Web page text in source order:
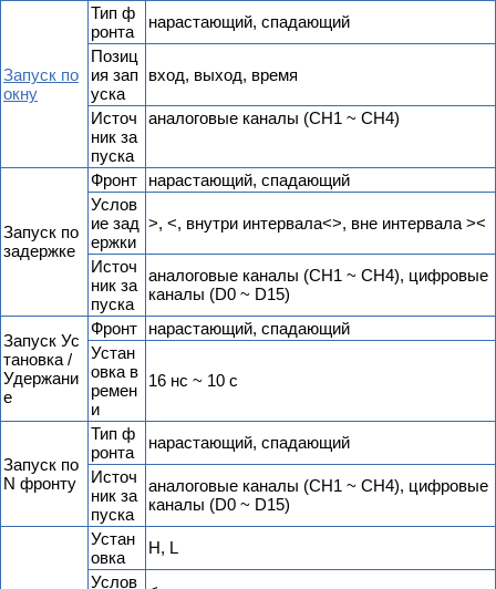
Запуск по
окну
Тип ф
ронта
нарастающий, спадающий
Позиц
ия зап
уска
вход, выход, время
Источ
ник за
пуска
аналоговые каналы (CH1 ~ CH4)
Запуск по
задержке
Фронт
нарастающий, спадающий
Услов
ие зад
ержки
>, <, внутри интервала<>, вне интервала ><
Источ
ник за
пуска
аналоговые каналы (CH1 ~ CH4), цифровые
каналы (D0 ~ D15)
Запуск Ус
тановка /
Удержани
е
Фронт
нарастающий, спадающий
Устан
овка в
ремен
и
16 нс ~ 10 с
Запуск по
N фронту
Тип ф
ронта
нарастающий, спадающий
Источ
ник за
пуска
аналоговые каналы (CH1 ~ CH4), цифровые
каналы (D0 ~ D15)
Устан
овка
H, L
Услов